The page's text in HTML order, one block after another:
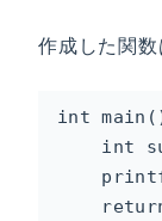
作成した関数
int
int